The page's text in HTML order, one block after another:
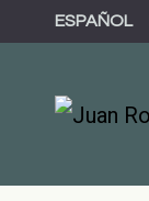
al
ESPAÑOL